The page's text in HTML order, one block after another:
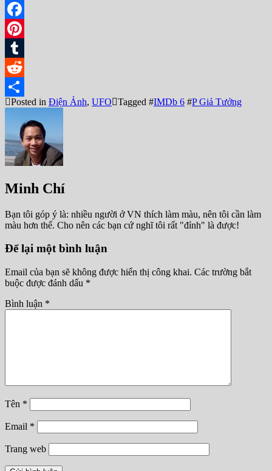
Facebook
Pinterest
Tumblr
Reddit
Share
Posted in Điện Ảnh, UFO Tagged #IMDb 6 #P Giả Tưởng
Minh Chí
Bạn tôi góp ý là: nhiều người ở VN thích làm màu, nên tôi cần làm
màu hơn thế. Cho nên các bạn cứ nghĩ tôi rất "đỉnh" là được!
Để lại một bình luận
Email của bạn sẽ không được hiển thị công khai. Các trường bắt
buộc được đánh dấu *
Bình luận *
Tên *
Email *
Trang web